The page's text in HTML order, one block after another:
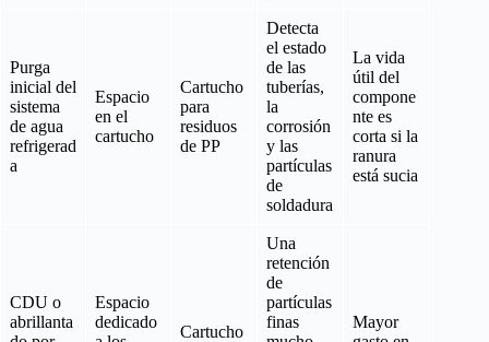
Purga
inicial del
sistema
de agua
refrigerad
a
Espacio
en el
cartucho
Cartucho
para
residuos
de PP
Detecta
el estado
de las
tuberías,
la
corrosión
y las
partículas
de
soldadura
La vida
útil del
compone
nte es
corta si la
ranura
está sucia
CDU o
abrillanta
Espacio
dedicado
Cartucho
Una
retención
de
partículas
finas
Mayor